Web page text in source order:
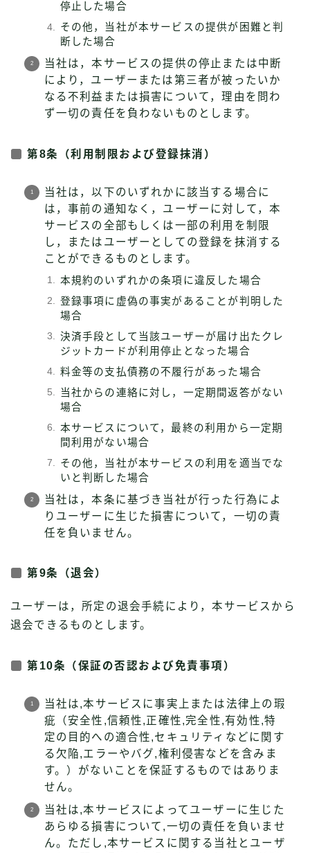
停止した場合
その他，当社が本サービスの提供が困難と判
断した場合
当社は，本サービスの提供の停止または中断
により，ユーザーまたは第三者が被ったいか
なる不利益または損害について，理由を問わ
ず一切の責任を負わないものとします。
第8条（利用制限および登録抹消）
当社は，以下のいずれかに該当する場合に
は，事前の通知なく，ユーザーに対して，本
サービスの全部もしくは一部の利用を制限
し，またはユーザーとしての登録を抹消する
ことができるものとします。
本規約のいずれかの条項に違反した場合
登録事項に虚偽の事実があることが判明した
場合
決済手段として当該ユーザーが届け出たクレ
ジットカードが利用停止となった場合
料金等の支払債務の不履行があった場合
当社からの連絡に対し，一定期間返答がない
場合
本サービスについて，最終の利用から一定期
間利用がない場合
その他，当社が本サービスの利用を適当でな
いと判断した場合
当社は，本条に基づき当社が行った行為によ
りユーザーに生じた損害について，一切の責
任を負いません。
第9条（退会）
ユーザーは，所定の退会手続により，本サービスから
退会できるものとします。
第10条（保証の否認および免責事項）
当社は,本サービスに事実上または法律上の瑕
疵（安全性,信頼性,正確性,完全性,有効性,特
定の目的への適合性,セキュリティなどに関す
る欠陥,エラーやバグ,権利侵害などを含みま
す。）がないことを保証するものではありま
せん。
当社は,本サービスによってユーザーに生じた
あらゆる損害について,一切の責任を負いませ
ん。ただし,本サービスに関する当社とユーザ